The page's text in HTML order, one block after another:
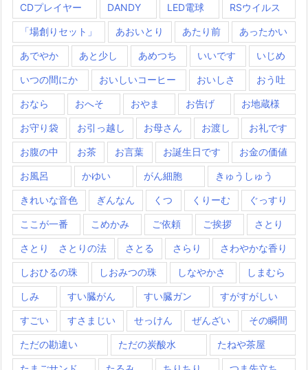
CDプレイヤー DANDY LED電球 RSウイルス
「場創りセット」 あおいとり あたり前 あったかい
あでやか あと少し あめつち いいです いじめ
いつの間にか おいしいコーヒー おいしさ おう吐
おなら おへそ おやま お告げ お地蔵様
お守り袋 お引っ越し お母さん お渡し お礼です
お腹の中 お茶 お言葉 お誕生日です お金の価値
お風呂 かゆい がん細胞 きゅうしゅう
きれいな音色 ぎんなん くつ くりーむ ぐっすり
ここが一番 こめかみ ご依頼 ご挨拶 さとり
さとり さとりの法 さとる さらり さわやかな香り
しおひるの珠 しおみつの珠 しなやかさ しまむら
しみ すい臓がん すい臓ガン すがすがしい
すごい すさまじい せっけん ぜんざい その瞬間
ただの勘違い ただの炭酸水 たねや茶屋